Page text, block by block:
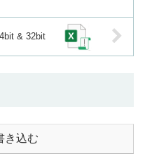
& 32bit
き込む